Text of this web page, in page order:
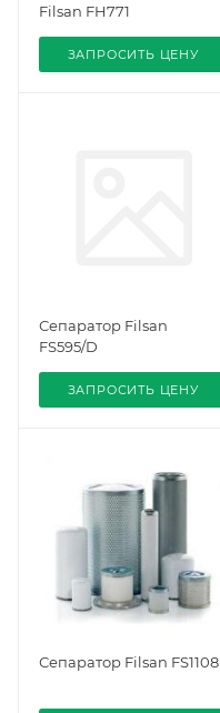
Filsan FH771
ЗАПРОСИТЬ ЦЕНУ
Сепаратор Filsan
FS595/D
ЗАПРОСИТЬ ЦЕНУ
Сепаратор Filsan FS1108